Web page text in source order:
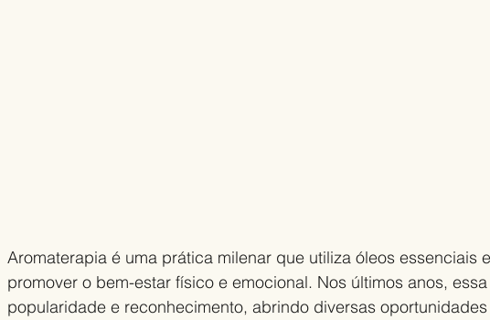
Aromaterapia é uma prática milenar que utiliza óleos essenciais
promover o bem-estar físico e emocional. Nos últimos anos,
popularidade e reconhecimento, abrindo diversas